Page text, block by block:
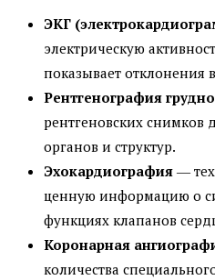
ЭКГ
электрическую
показывает отклонения
Рентгенография
рентгеновских снимков
органов и структур.
Эхокардиография ―
ценную информацию о
функциях клапанов
Коронарная
количества